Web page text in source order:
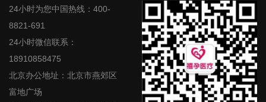
24小时为您中国热线：400-
8821-691
24小时微信联系：
18910858475
北京办公地址：北京市燕郊区
富地广场